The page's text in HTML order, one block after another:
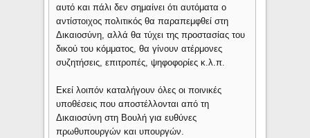
αυτό και πάλι δεν σημαίνει ότι αυτόματα ο
αντίστοιχος πολιτικός θα παραπεμφθεί στη
Δικαιοσύνη, αλλά θα τύχει της προστασίας του
δικού του κόμματος, θα γίνουν ατέρμονες
συζητήσεις, επιτροπές, ψηφοφορίες κ.λ.π.
Εκεί λοιπόν καταλήγουν όλες οι ποινικές
υποθέσεις που αποστέλλονται από τη
Δικαιοσύνη στη Βουλή για ευθύνες
πρωθυπουργών και υπουργών.